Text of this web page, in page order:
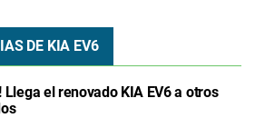
DE KIA EV6
Llega el renovado KIA EV6 a otros